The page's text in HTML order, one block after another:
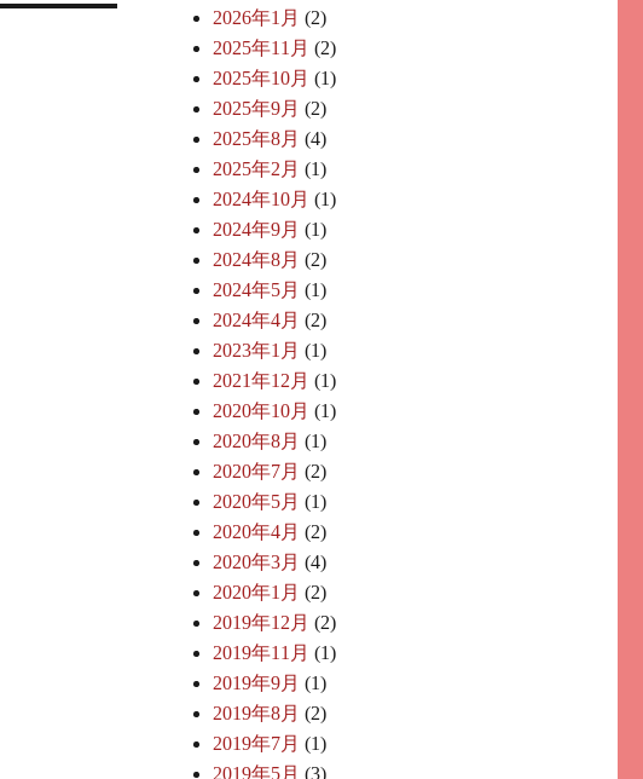
2026年1月 (2)
2025年11月 (2)
2025年10月 (1)
2025年9月 (2)
2025年8月 (4)
2025年2月 (1)
2024年10月 (1)
2024年9月 (1)
2024年8月 (2)
2024年5月 (1)
2024年4月 (2)
2023年1月 (1)
2021年12月 (1)
2020年10月 (1)
2020年8月 (1)
2020年7月 (2)
2020年5月 (1)
2020年4月 (2)
2020年3月 (4)
2020年1月 (2)
2019年12月 (2)
2019年11月 (1)
2019年9月 (1)
2019年8月 (2)
2019年7月 (1)
2019年5月 (3)